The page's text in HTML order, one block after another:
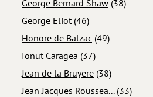
George Bernard Shaw (38)
George Eliot (46)
Honore de Balzac (49)
Ionut Caragea (37)
Jean de la Bruyere (38)
Jean Jacques Roussea...(33)